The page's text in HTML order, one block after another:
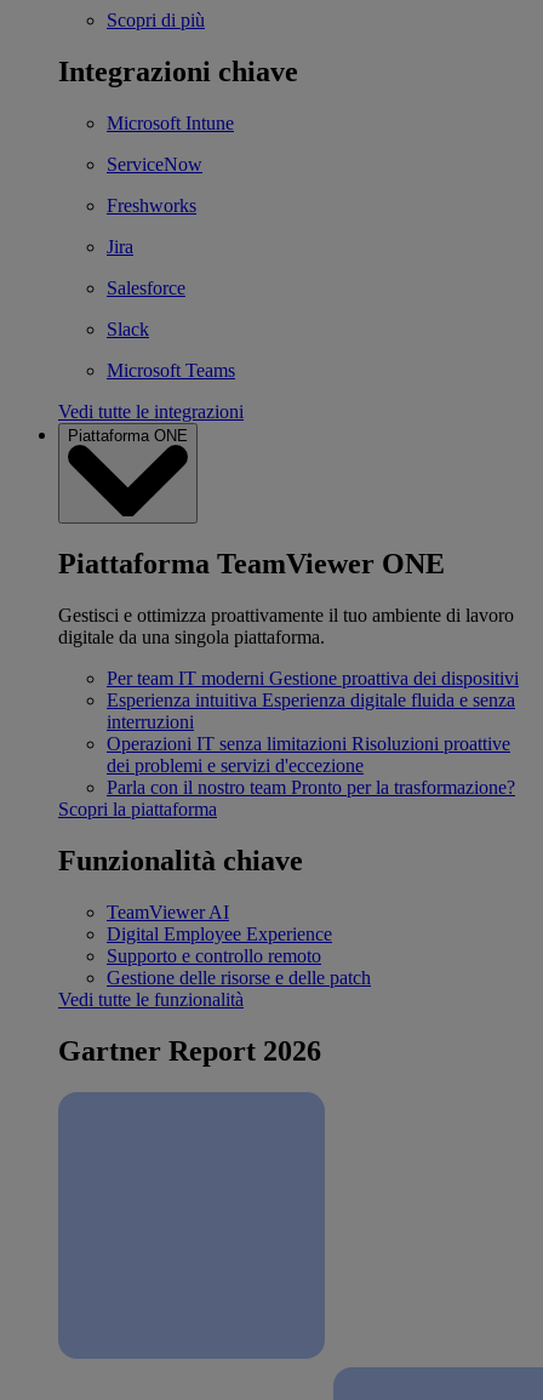
Scopri di più
Integrazioni chiave
Microsoft Intune
ServiceNow
Freshworks
Jira
Salesforce
Slack
Microsoft Teams
Vedi tutte le integrazioni
Piattaforma ONE
Piattaforma TeamViewer ONE
Gestisci e ottimizza proattivamente il tuo ambiente di lavoro
digitale da una singola piattaforma.
Per team IT moderni Gestione proattiva dei dispositivi
Esperienza intuitiva Esperienza digitale fluida e senza
interruzioni
Operazioni IT senza limitazioni Risoluzioni proattive
dei problemi e servizi d'eccezione
Parla con il nostro team Pronto per la trasformazione?
Scopri la piattaforma
Funzionalità chiave
TeamViewer AI
Digital Employee Experience
Supporto e controllo remoto
Gestione delle risorse e delle patch
Vedi tutte le funzionalità
Gartner Report 2026